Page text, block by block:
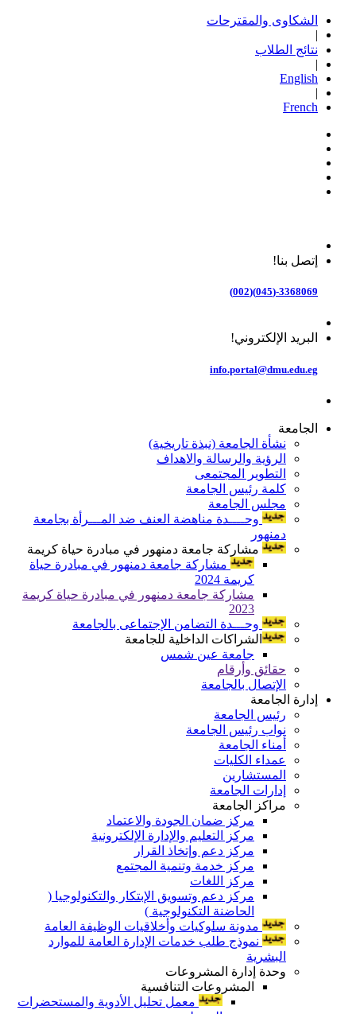
الشكاوى والمقترحات
|
نتائج الطلاب
|
English
|
French
إتصل بنا!
3368069-(045)(002)
البريد الإلكتروني!
info.portal@dmu.edu.eg
الجامعة
نشأة الجامعة (نبذة تاريخية)
الرؤية والرسالة والاهداف
التطوير المجتمعى
كلمة رئيس الجامعة
مجلس الجامعة
وحــــدة مناهضة العنف ضد المـــرأة بجامعة
دمنهور
مشاركة جامعة دمنهور في مبادرة حياة كريمة
مشاركة جامعة دمنهور في مبادرة حياة
كريمة 2024
مشاركة جامعة دمنهور في مبادرة حياة كريمة
2023
وحـــدة التضامن الإجتماعى بالجامعة
الشراكات الداخلية للجامعة
جامعة عين شمس
حقائق وأرقام
الإتصال بالجامعة
إدارة الجامعة
رئيس الجامعة
نواب رئيس الجامعة
أمناء الجامعة
عمداء الكليات
المستشارين
إدارات الجامعة
مراكز الجامعة
مركز ضمان الجودة والاعتماد
مركز التعليم والإدارة الإلكترونية
مركز دعم وإتخاذ القرار
مركز خدمة وتنمية المجتمع
مركز اللغات
مركز دعم وتسويق الإبتكار والتكنولوجيا (
الحاضنة التكنولوجية )
مدونة سلوكيات وأخلاقيات الوظيفة العامة
نموذج طلب خدمات الإدارة العامة للموارد
البشرية
وحدة إدارة المشروعات
المشروعات التنافسية
معمل تحليل الأدوية والمستحضرات